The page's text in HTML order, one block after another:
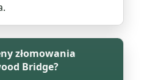
złomowania
Bridge?